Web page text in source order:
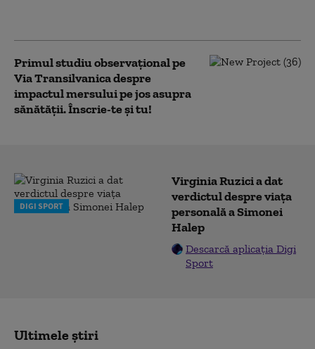
Primul studiu observațional pe
Via Transilvanica despre
impactul mersului pe jos asupra
sănătății. Înscrie-te și tu!
DIGI SPORT
Virginia Ruzici a dat
verdictul despre viața
personală a Simonei
Halep
Descarcă aplicația Digi
Sport
Ultimele știri